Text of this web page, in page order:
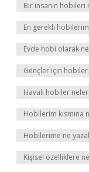
Bir insanın
En gerekli
Evde hobi olarak
Gençler için
Havalı hobiler
Hobilerim kısmına
Hobilerime ne
Kişisel özelliklere ne